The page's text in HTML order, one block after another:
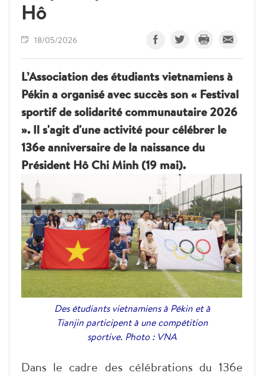
Hô
18/05/2026
L’Association des étudiants vietnamiens à
Pékin a organisé avec succès son « Festival
sportif de solidarité communautaire 2026
». Il s'agit d'une activité pour célébrer le
136e anniversaire de la naissance du
Président Hô Chi Minh (19 mai).
Des étudiants vietnamiens à Pékin et à
Tianjin participent à une compétition
sportive. Photo : VNA
Dans le cadre des célébrations du 136e